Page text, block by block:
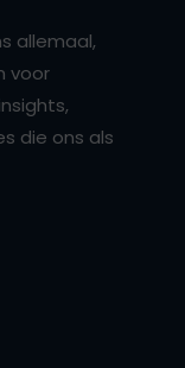
allemaal,
voor
die ons als